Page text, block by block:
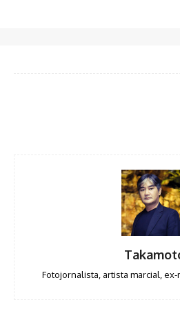
Fotojornalista, artista marcial,